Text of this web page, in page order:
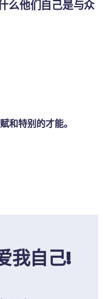
么他们自己是与众
和特别的才能。
我自己!